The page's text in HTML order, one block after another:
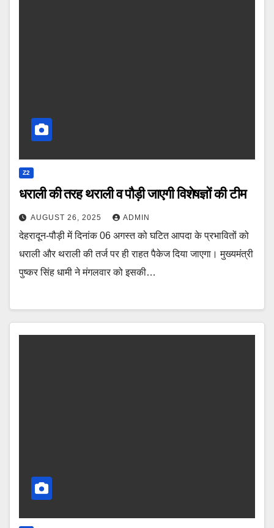
Z2
धराली की तरह थराली व पौड़ी जाएगी विशेषज्ञों की टीम
AUGUST 26, 2025 ADMIN
देहरादून-पौड़ी में दिनांक 06 अगस्त को घटित आपदा के प्रभावितों को
धराली और थराली की तर्ज पर ही राहत पैकेज दिया जाएगा। मुख्यमंत्री
पुष्कर सिंह धामी ने मंगलवार को इसकी…